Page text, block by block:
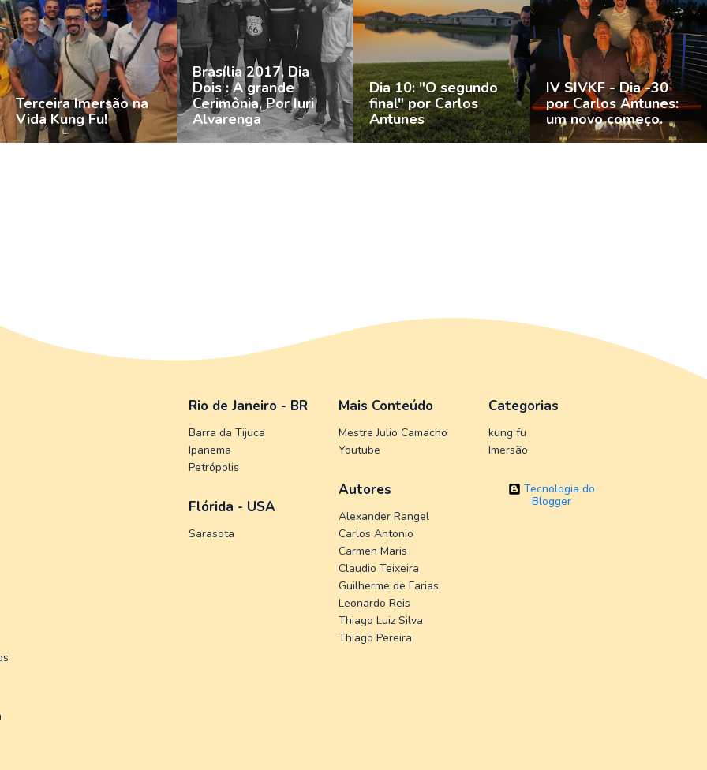
Terceira Imersão na
Vida Kung Fu!
Brasília 2017, Dia
Dois : A grande
Cerimônia, Por Iuri
Alvarenga
Dia 10: "O segundo
final" por Carlos
Antunes
IV SIVKF - Dia -30
por Carlos Antunes:
um novo começo.
Rio de Janeiro - BR
Barra da Tijuca
Ipanema
Petrópolis
Flórida - USA
Sarasota
Mais Conteúdo
Mestre Julio Camacho
Youtube
Autores
Alexander Rangel
Carlos Antonio
Carmen Maris
Claudio Teixeira
Guilherme de Farias
Leonardo Reis
Thiago Luiz Silva
Thiago Pereira
Categorias
kung fu
Imersão
Tecnologia do
Blogger